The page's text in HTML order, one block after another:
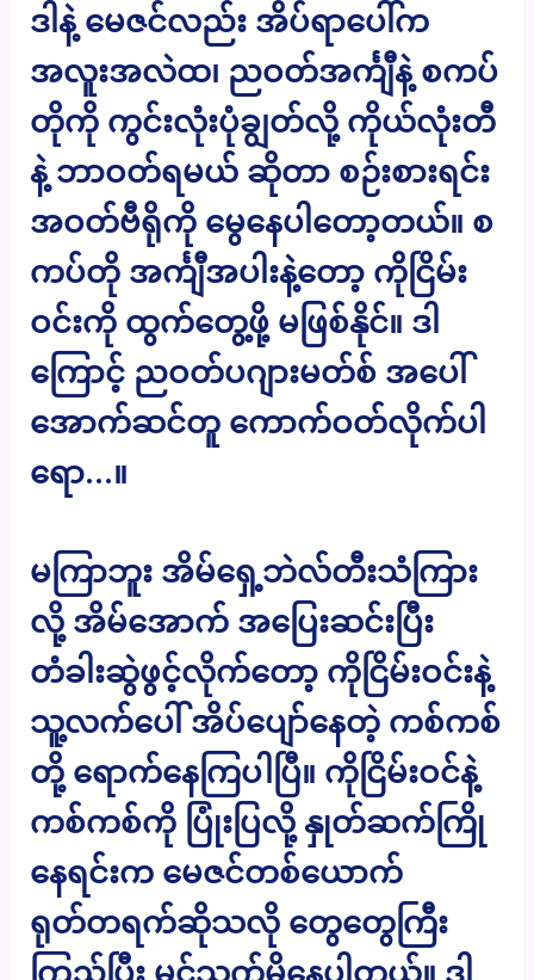
ဒါနဲ့ မေဇင်လည်း အိပ်ရာပေါ်က
အလူးအလဲထ၊ ညဝတ်အင်္ကျီနဲ့ စကပ်
တိုကို ကွင်းလုံးပုံချွတ်လို့ ကိုယ်လုံးတီ
နဲ့ ဘာဝတ်ရမယ် ဆိုတာ စဉ်းစားရင်း
အဝတ်ဗီရိုကို မွေနေပါတော့တယ်။ စ
ကပ်တို အင်္ကျီအပါးနဲ့တော့ ကိုငြိမ်း
ဝင်းကို ထွက်တွေ့ဖို့ မဖြစ်နိုင်။ ဒါ
ကြောင့် ညဝတ်ပဂျားမတ်စ် အပေါ်
အောက်ဆင်တူ ကောက်ဝတ်လိုက်ပါ
ရော…။
မကြာဘူး အိမ်ရှေ့ဘဲလ်တီးသံကြား
လို့ အိမ်အောက် အပြေးဆင်းပြီး
တံခါးဆွဲဖွင့်လိုက်တော့ ကိုငြိမ်းဝင်းနဲ့
သူ့လက်ပေါ် အိပ်ပျော်နေတဲ့ ကစ်ကစ်
တို့ ရောက်နေကြပါပြီ။ ကိုငြိမ်းဝင်နဲ့
ကစ်ကစ်ကို ပြုံးပြလို့ နှုတ်ဆက်ကြို
နေရင်းက မေဇင်တစ်ယောက်
ရုတ်တရက်ဆိုသလို တွေတွေကြီး
ကြည့်ပြီး မှင်သက်မိနေပါတယ်။ ဒါ